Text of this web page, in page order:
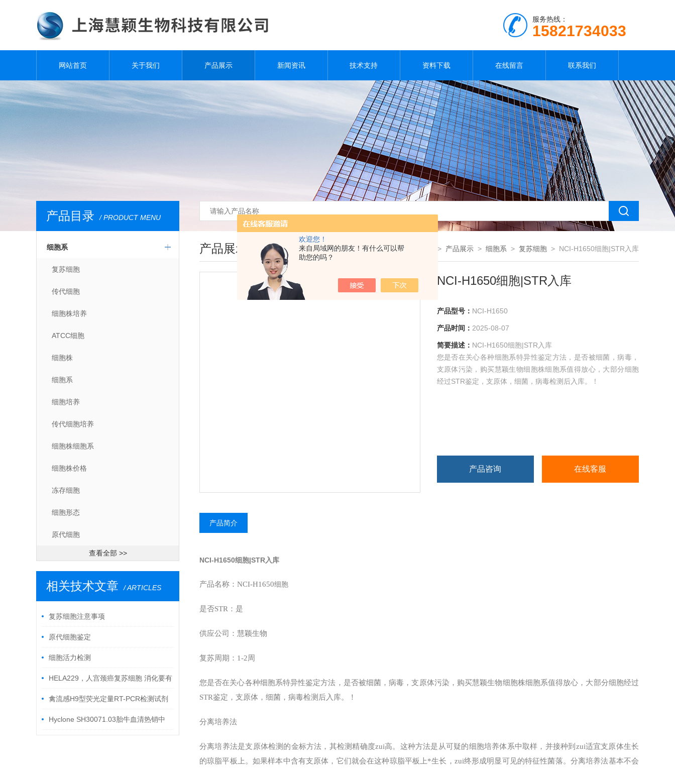
欢迎您！
来自局域网的朋友！有什么可以帮
助您的吗？
服务热线：
15821734033
网站首页 关于我们 产品展示 新闻资讯 技术支持 资料下载 在线留言 联系我们
产品目录 / PRODUCT MENU
细胞系
复苏细胞
传代细胞
细胞株培养
ATCC细胞
细胞株
细胞系
细胞培养
传代细胞培养
细胞株细胞系
细胞株价格
冻存细胞
细胞形态
原代细胞
查看全部 >>
相关技术文章 / ARTICLES
复苏细胞注意事项
原代细胞鉴定
细胞活力检测
HELA229，人宫颈癌复苏细胞 消化要有
个度禽流感H9型荧光定量RT-PCR检测试剂
盒 Hyclone SH30071.03胎牛血清热销中
产品展示 您现在的位置： > 产品展示 > 细胞系 > 复苏细胞 > NCI-H1650细胞|STR入库
NCI-H1650细胞|STR入库
产品型号： NCI-H1650
产品时间： 2025-08-07
简要描述： NCI-H1650细胞|STR入库
您是否在关心各种细胞系特异性鉴定方法，是否被细菌，病毒，
支原体污染，购买慧颖生物细胞株细胞系值得放心，大部分细胞
经过STR鉴定，支原体，细菌，病毒检测后入库。！
产品咨询 在线客服
产品简介
NCI-H1650细胞|STR入库
产品名称：NCI-H1650细胞
是否STR：是
供应公司：慧颖生物
复苏周期：1-2周
您是否在关心各种细胞系特异性鉴定方法，是否被细菌，病毒，支原体污染，购买慧颖生物细胞株细胞系值得放心，大部分细胞经过
STR鉴定，支原体，细菌，病毒检测后入库。！
分离培养法
分离培养法是支原体检测的金标方法，其检测精确度zui高。这种方法是从可疑的细胞培养体系中取样，并接种到zui适宜支原体生长
的琼脂平板上。如果样本中含有支原体，它们就会在这种琼脂平板上*生长，zui终形成明显可见的特征性菌落。分离培养法基本不会